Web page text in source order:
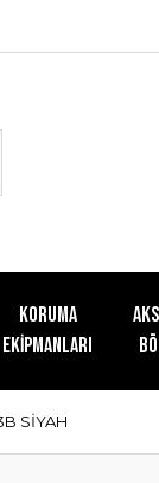
KORUMA
EKİPMANLARI
SİYAH